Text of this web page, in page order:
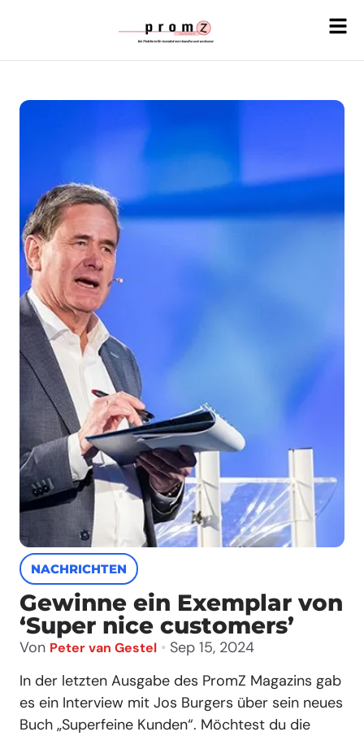
NACHRICHTEN
Gewinne ein Exemplar von
‘Super nice customers’
Von Peter van Gestel • Sep 15, 2024
In der letzten Ausgabe des PromZ Magazins gab
es ein Interview mit Jos Burgers über sein neues
Buch „Superfeine Kunden“. Möchtest du die